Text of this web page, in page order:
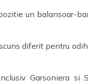
un balansoar-
diferit pentru
Garsoniera si